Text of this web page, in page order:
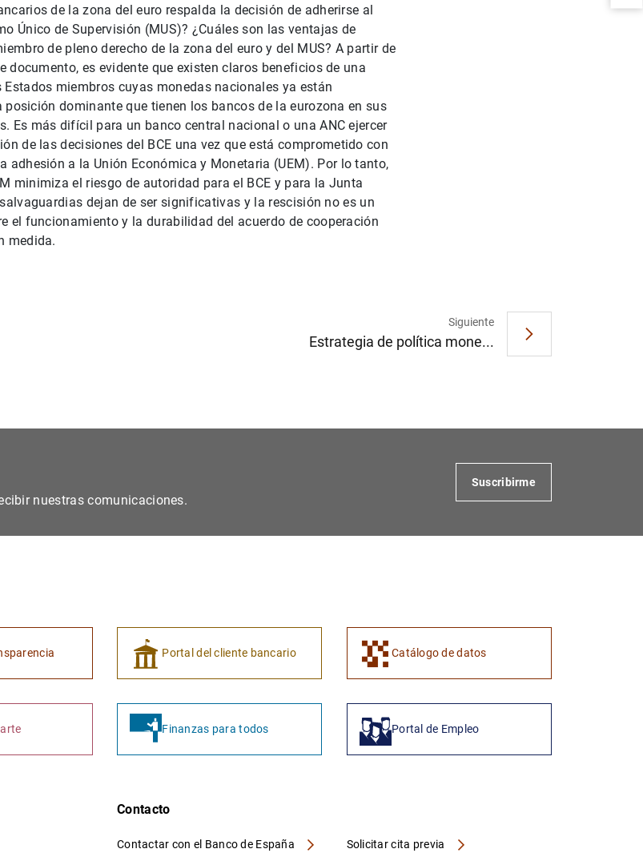
de la zona del euro respalda la decisión de adherirse al
Único de Supervisión (MUS)? ¿Cuáles son las ventajas de
de pleno derecho de la zona del euro y del MUS? A partir de
documento, es evidente que existen claros beneficios de una
miembros cuyas monedas nacionales ya están
dominante que tienen los bancos de la eurozona en sus
Es más difícil para un banco central nacional o una ANC ejercer
de las decisiones del BCE una vez que está comprometido con
adhesión a la Unión Económica y Monetaria (UEM). Por lo tanto,
minimiza el riesgo de autoridad para el BCE y para la Junta
dejan de ser significativas y la rescisión no es un
el funcionamiento y la durabilidad del acuerdo de cooperación
medida.
Siguiente
Estrategia de política mone...
nuestras comunicaciones.
Suscribirme
Portal del cliente bancario Catálogo de datos
Finanzas para todos Portal de Empleo
Contacto
Contactar con el Banco de España Solicitar cita previa